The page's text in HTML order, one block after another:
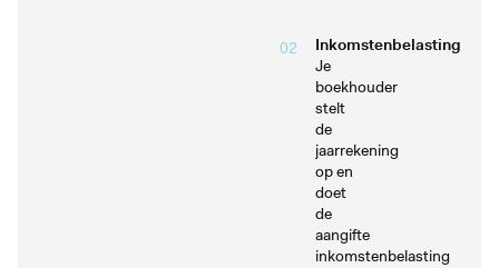
02
Inkomstenbelasting
Je
boekhouder
stelt
de
jaarrekening
op en
doet
de
aangifte
inkomstenbelasting